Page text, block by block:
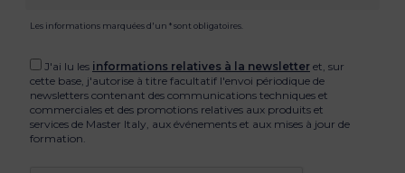
Les informations marquées d'un * sont obligatoires.
J'ai lu les informations relatives à la newsletter et, sur
cette base, j'autorise à titre facultatif l'envoi périodique de
newsletters contenant des communications techniques et
commerciales et des promotions relatives aux produits et
services de Master Italy, aux événements et aux mises à jour de
formation.